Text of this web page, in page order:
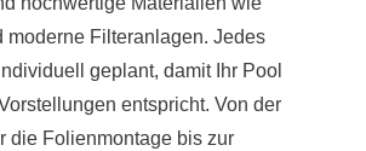
moderne Filteranlagen. Jedes
geplant, damit Ihr Pool
entspricht. Von der
die Folienmontage bis zur